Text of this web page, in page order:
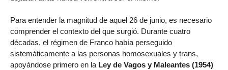
Para entender la magnitud de aquel 26 de junio, es necesario
comprender el contexto del que surgió. Durante cuatro
décadas, el régimen de Franco había perseguido
sistemáticamente a las personas homosexuales y trans,
apoyándose primero en la Ley de Vagos y Maleantes (1954)